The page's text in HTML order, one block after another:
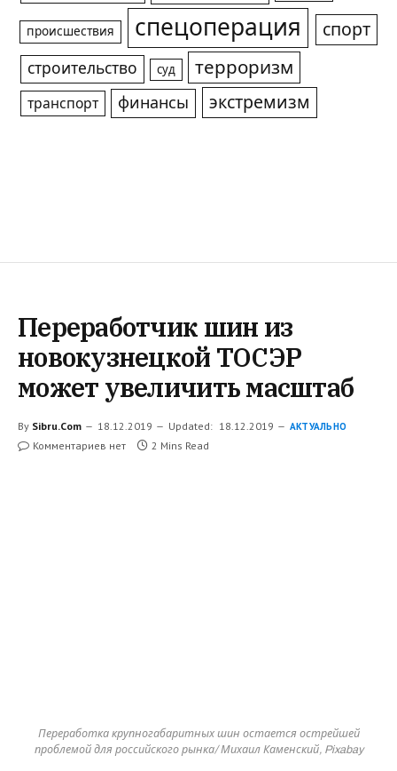
происшествия спецоперация спорт
строительство суд терроризм
транспорт финансы экстремизм
Переработчик шин из
новокузнецкой ТОСЭР
может увеличить масштаб
By Sibru.Com 18.12.2019 Updated: 18.12.2019 АКТУАЛЬНО
Комментариев нет 2 Mins Read
Переработка крупногабаритных шин остается острейшей
проблемой для российского рынка/ Михаил Каменский, Pixabay